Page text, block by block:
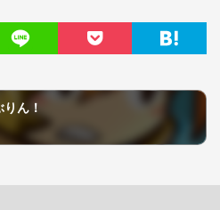
ん！